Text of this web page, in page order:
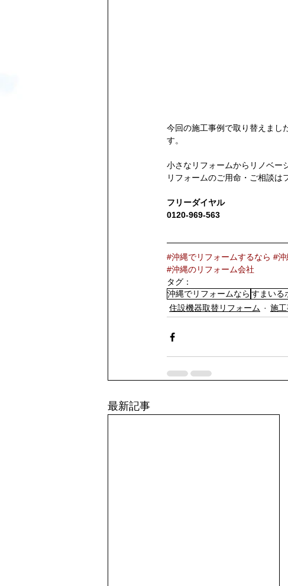
今回の施工事例で取り替えまし
す。
小さなリフォームからリノベー
リフォームのご用命・ご相談は
フリーダイヤル
0120-969-563
#沖縄でリフォームするなら #沖
#沖縄のリフォーム会社
タグ：
沖縄でリフォームなら すまいる
住設機器取替リフォーム
施工
最新記事